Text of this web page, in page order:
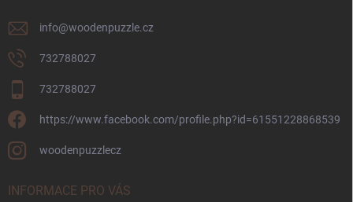
info@woodenpuzzle.cz
732788027
732788027
https://www.facebook.com/profile.php?id=61551228868539
woodenpuzzlecz
INFORMACE PRO VÁS